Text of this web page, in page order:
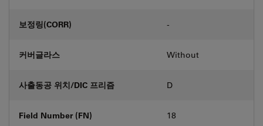
보정링(CORR) -
커버글라스 Without
사출동공 위치/DIC 프리즘 D
Field Number (FN) 18